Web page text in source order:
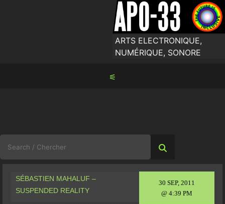
ARTS ELECTRONIQUE,
NUMÉRIQUE, SONORE
⚟
for:
30 SEP, 2011
@ 4:39 PM
SÉBASTIEN MAHALUF –
SUSPENDED REALITY